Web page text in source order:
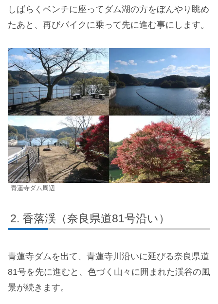
しばらくベンチに座ってダム湖の方をぼんやり眺め
たあと、再びバイクに乗って先に進む事にします。
青蓮寺ダム周辺
香落渓（奈良県道81号沿い）
青蓮寺ダムを出て、青蓮寺川沿いに延びる奈良県道
81号を先に進むと、色づく山々に囲まれた渓谷の風
景が続きます。